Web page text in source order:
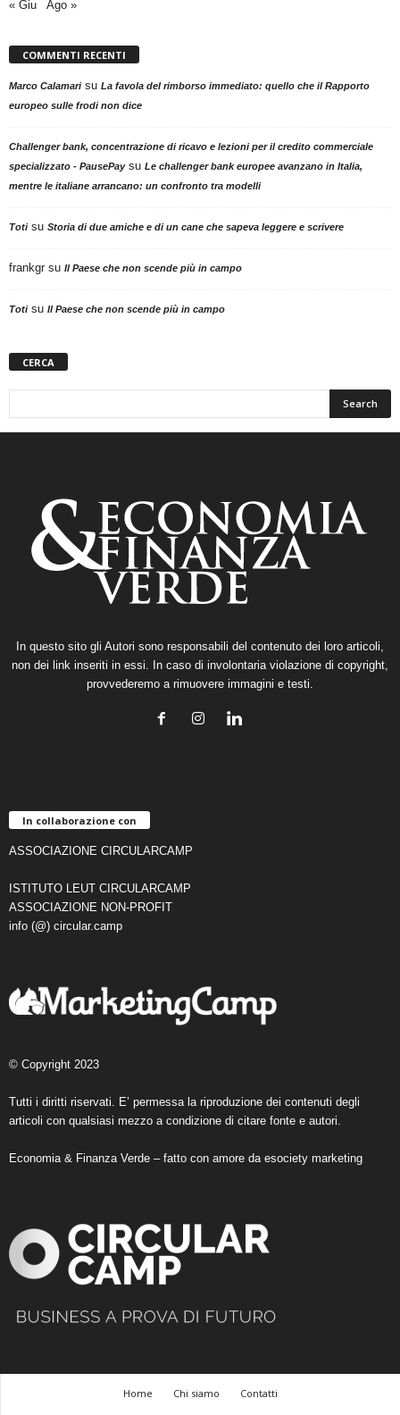
« Giu
Ago »
COMMENTI RECENTI
Marco Calamarisu La favola del rimborso immediato: quello che il Rapporto
europeo sulle frodi non dice
Challenger bank, concentrazione di ricavo e lezioni per il credito commerciale
specializzato - PausePaysu Le challenger bank europee avanzano in Italia,
mentre le italiane arrancano: un confronto tra modelli
Totisu Storia di due amiche e di un cane che sapeva leggere e scrivere
frankgr su Il Paese che non scende più in campo
Totisu Il Paese che non scende più in campo
CERCA
In questo sito gli Autori sono responsabili del contenuto dei loro articoli,
non dei link inseriti in essi. In caso di involontaria violazione di copyright,
provvederemo a rimuovere immagini e testi.
In collaborazione con
ASSOCIAZIONE CIRCULARCAMP
ISTITUTO LEUT CIRCULARCAMP
ASSOCIAZIONE NON-PROFIT
info (@) circular.camp
© Copyright 2023
Tutti i diritti riservati. E’ permessa la riproduzione dei contenuti degli
articoli con qualsiasi mezzo a condizione di citare fonte e autori.
Economia & Finanza Verde – fatto con amore da esociety marketing
Home Chi siamo
Contatti